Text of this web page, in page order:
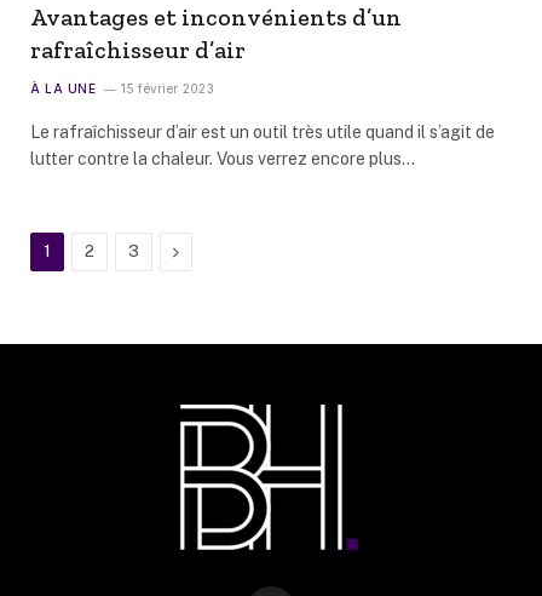
Avantages et inconvénients d’un
rafraîchisseur d’air
À LA UNE 15 février 2023
Le rafraîchisseur d’air est un outil très utile quand il s’agit de
lutter contre la chaleur. Vous verrez encore plus…
1 2 3 Next